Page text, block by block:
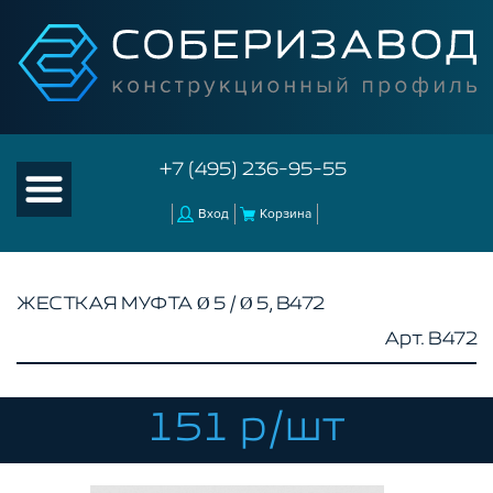
+7 (495) 236-95-55
Вход Корзина
КОМПЛЕКТУЮЩИЕ К ЧПУ
АКСЕССУАРЫ ДЛЯ V-ПАЗА
ЖЕСТКАЯ МУФТА Ø 5 / Ø 5, B472
Арт. B472
151 р/шт